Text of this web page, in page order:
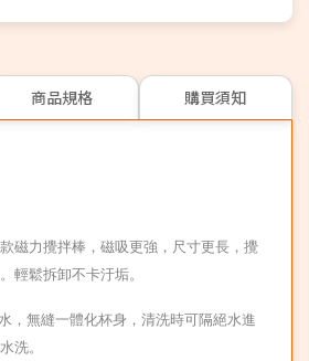
商品規格 購買須知
磁力攪拌棒，磁吸更強，尺寸更長，攪
輕鬆拆卸不卡汙垢。
，無縫一體化杯身，清洗時可隔絕水進
洗。